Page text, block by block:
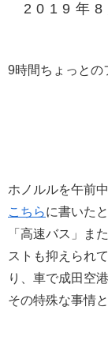
2019年8
9時間ちょっとの
ホノルルを午前
こちらに書いた
「高速バス」ま
ストも抑えられ
り、車で成田空
その特殊な事情